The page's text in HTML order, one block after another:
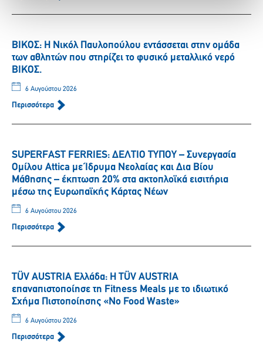
ΒΙΚΟΣ: Η Νικόλ Παυλοπούλου εντάσσεται στην ομάδα
των αθλητών που στηρίζει το φυσικό μεταλλικό νερό
ΒΙΚΟΣ.
6 Αυγούστου 2026
Περισσότερα
SUPERFAST FERRIES: ΔΕΛΤΙΟ ΤΥΠΟΥ – Συνεργασία
Ομίλου Attica με Ίδρυμα Νεολαίας και Δια Βίου
Μάθησης – έκπτωση 20% στα ακτοπλοϊκά εισιτήρια
μέσω της Ευρωπαϊκής Κάρτας Νέων
6 Αυγούστου 2026
Περισσότερα
TÜV AUSTRIA Ελλάδα: Η TÜV AUSTRIA
επαναπιστοποίησε τη Fitness Meals με το ιδιωτικό
Σχήμα Πιστοποίησης «No Food Waste»
6 Αυγούστου 2026
Περισσότερα